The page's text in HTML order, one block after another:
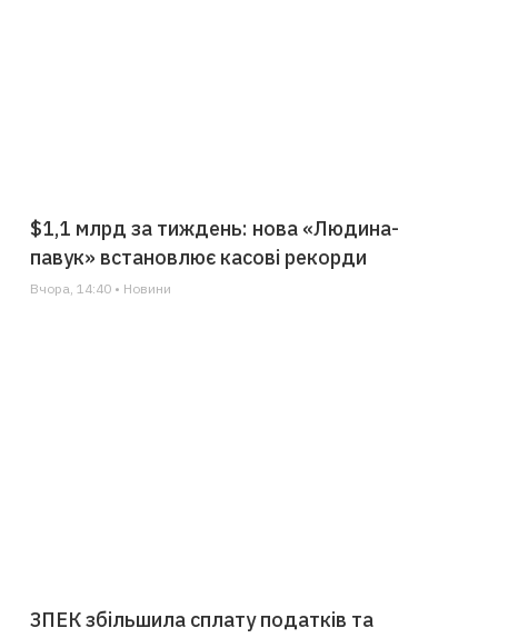
$1,1 млрд за тиждень: нова «Людина-
павук» встановлює касові рекорди
Вчора, 14:40 • Новини
ЗПЕК збільшила сплату податків та